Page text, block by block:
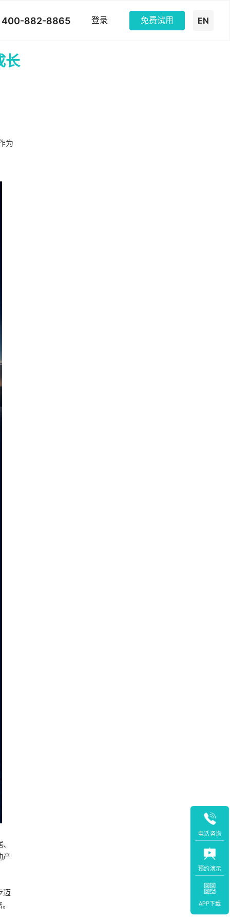
400-882-8865 登录 免费试用 EN
长
为
产
迈
电话咨询
预约演示
APP下载